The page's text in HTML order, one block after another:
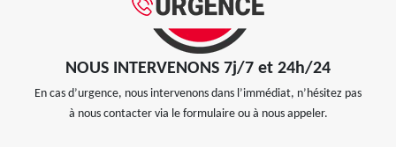
NOUS INTERVENONS 7j/7 et 24h/24
En cas d’urgence, nous intervenons dans l’immédiat, n’hésitez pas
à nous contacter via le formulaire ou à nous appeler.